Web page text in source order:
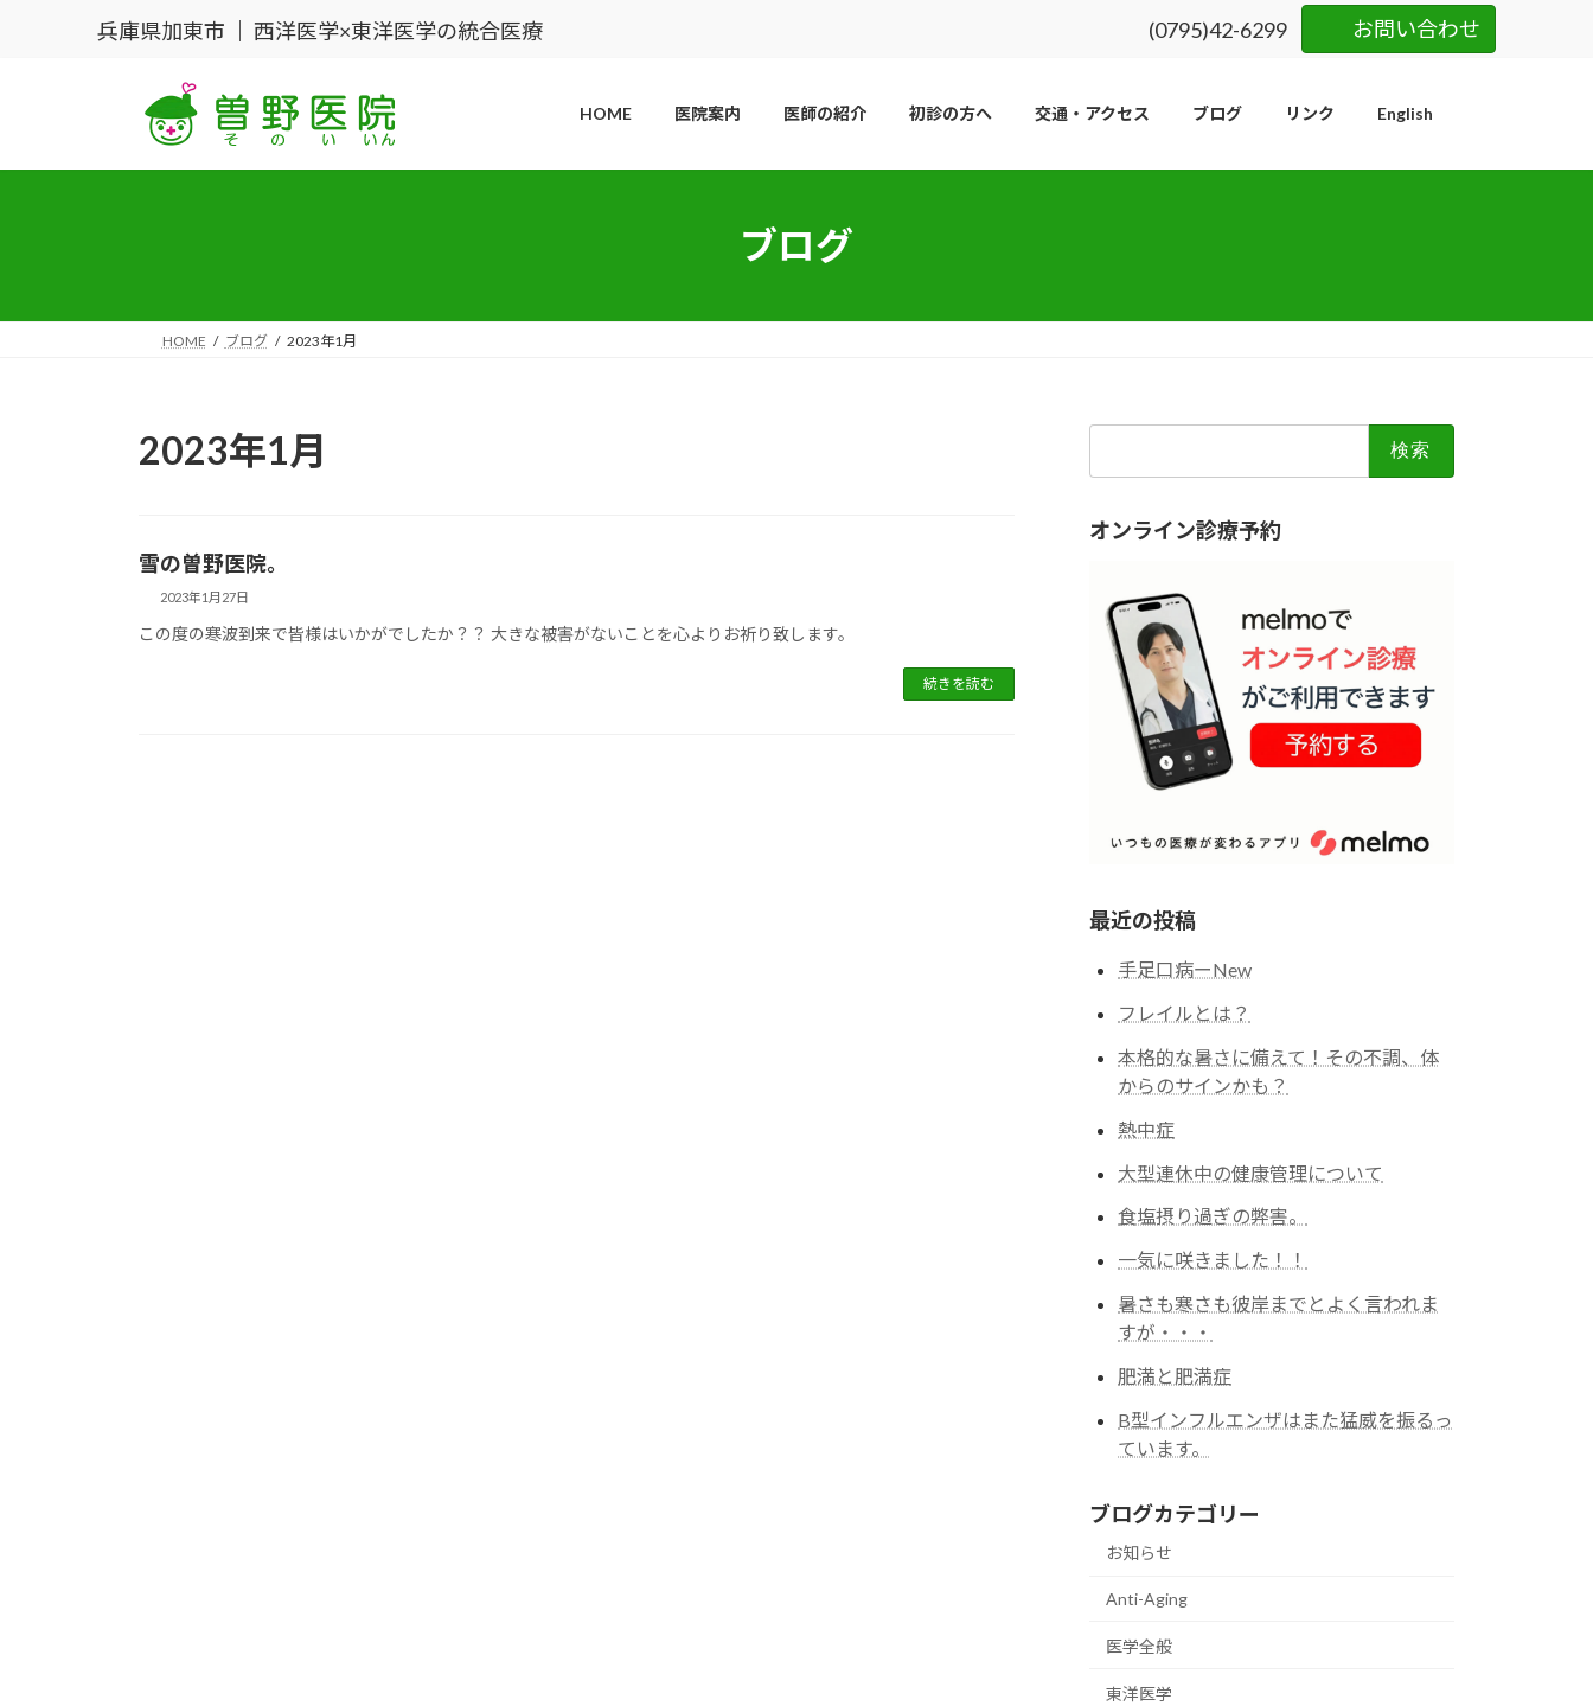
兵庫県加東市 ｜ 西洋医学×東洋医学の統合医療 (0795)42-6299 お問い合わせ
HOME 医院案内 医師の紹介 初診の方へ 交通・アクセス ブログ リンク English
ブログ
HOME ブログ 2023年1月
2023年1月
雪の曽野医院。
2023年1月27日
この度の寒波到来で皆様はいかがでしたか？？ 大きな被害がないことを心よりお祈り致します。
続きを読む
オンライン診療予約
最近の投稿
手足口病ーNew
フレイルとは？
本格的な暑さに備えて！その不調、体
からのサインかも？
熱中症
大型連休中の健康管理について
食塩摂り過ぎの弊害。
一気に咲きました！！
暑さも寒さも彼岸までとよく言われま
すが・・・
肥満と肥満症
B型インフルエンザはまた猛威を振るっ
ています。
ブログカテゴリー
お知らせ
Anti-Aging
医学全般
東洋医学